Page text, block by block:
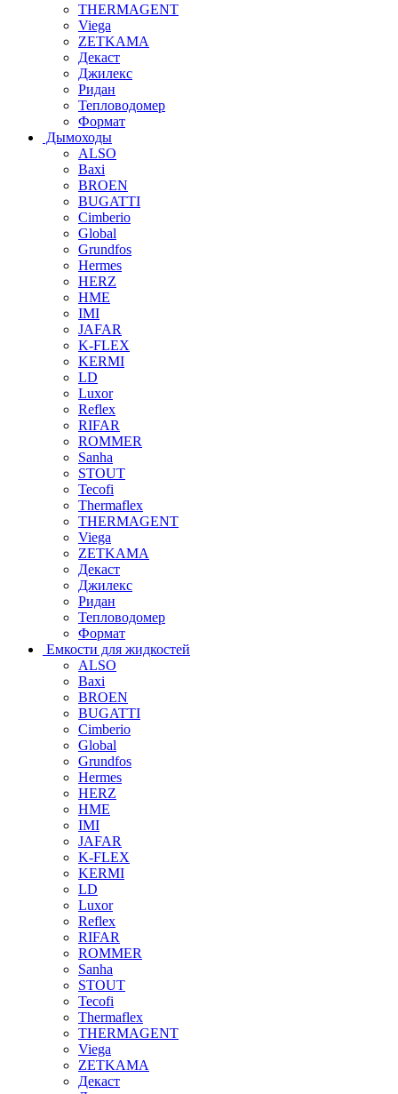
THERMAGENT
Viega
ZETKAMA
Декаст
Джилекс
Ридан
Тепловодомер
Формат
Дымоходы
ALSO
Baxi
BROEN
BUGATTI
Cimberio
Global
Grundfos
Hermes
HERZ
HME
IMI
JAFAR
K-FLEX
KERMI
LD
Luxor
Reflex
RIFAR
ROMMER
Sanha
STOUT
Tecofi
Thermaflex
THERMAGENT
Viega
ZETKAMA
Декаст
Джилекс
Ридан
Тепловодомер
Формат
Емкости для жидкостей
ALSO
Baxi
BROEN
BUGATTI
Cimberio
Global
Grundfos
Hermes
HERZ
HME
IMI
JAFAR
K-FLEX
KERMI
LD
Luxor
Reflex
RIFAR
ROMMER
Sanha
STOUT
Tecofi
Thermaflex
THERMAGENT
Viega
ZETKAMA
Декаст